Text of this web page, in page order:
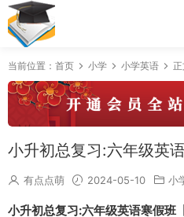
当前位置： 首页 小学 小学英语
小升初总复习:六年级英
有点点萌 2024-05-10 小
小升初总复习:六年级英语寒假班